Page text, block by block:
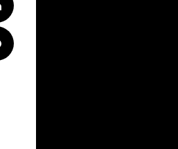
LinkedIn
Pinterest